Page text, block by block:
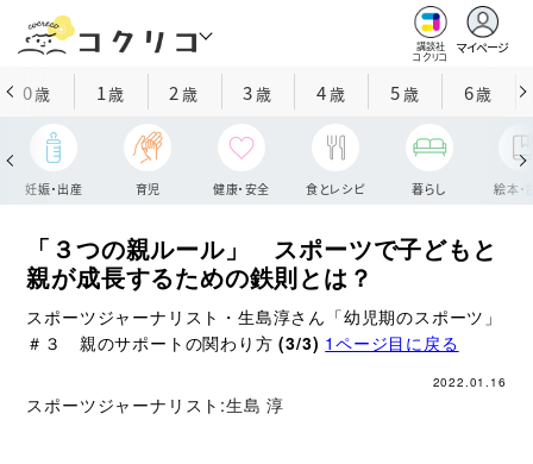
講談社
コクリコ
マイページ
0歳 1歳 2 歳 3歳 4歳 5歳 6歳
妊娠・出産 育児 健康・安全 食とレシピ 暮らし 絵本・
「３つの親ルール」 スポーツで子どもと
親が成長するための鉄則とは？
スポーツジャーナリスト・生島淳さん「幼児期のスポーツ」
＃３ 親のサポートの関わり方(3/3) 1ページ目に戻る
2022.01.16
スポーツジャーナリスト:生島 淳